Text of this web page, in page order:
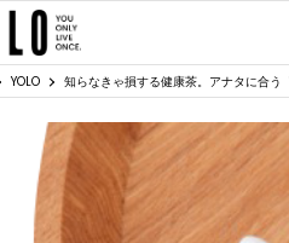
YOLO 知らなきゃ損する健康茶。アナタに合う